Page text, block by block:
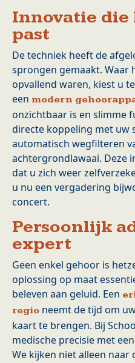
Innovatie die
past
De techniek heeft de
sprongen gemaakt.
opvallend waren, kiest u
een modern
onzichtbaar is en slimme
directe koppeling met uw
automatisch wegfilteren
achtergrondlawaai. Deze
dat u zich weer
u nu een vergadering
concert.
Persoonlijk
expert
Geen enkel gehoor is
oplossing op maat
beleven aan geluid. Een
regio neemt de tijd om
kaart te brengen. Bij
medische precisie met
We kijken niet alleen